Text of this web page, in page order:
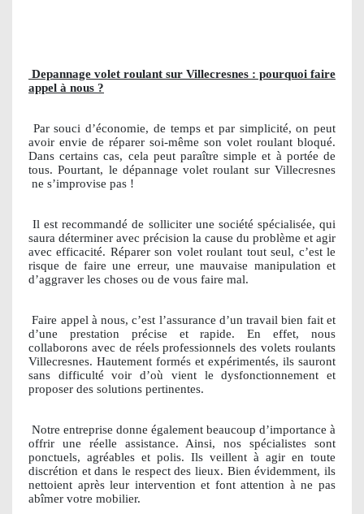
Depannage volet roulant sur Villecresnes : pourquoi faire
appel à nous ?
Par souci d’économie, de temps et par simplicité, on peut
avoir envie de réparer soi-même son volet roulant bloqué.
Dans certains cas, cela peut paraître simple et à portée de
tous. Pourtant, le dépannage volet roulant sur Villecresnes
ne s’improvise pas !
Il est recommandé de solliciter une société spécialisée, qui
saura déterminer avec précision la cause du problème et agir
avec efficacité. Réparer son volet roulant tout seul, c’est le
risque de faire une erreur, une mauvaise manipulation et
d’aggraver les choses ou de vous faire mal.
Faire appel à nous, c’est l’assurance d’un travail bien fait et
d’une prestation précise et rapide. En effet, nous
collaborons avec de réels professionnels des volets roulants
Villecresnes. Hautement formés et expérimentés, ils sauront
sans difficulté voir d’où vient le dysfonctionnement et
proposer des solutions pertinentes.
Notre entreprise donne également beaucoup d’importance à
offrir une réelle assistance. Ainsi, nos spécialistes sont
ponctuels, agréables et polis. Ils veillent à agir en toute
discrétion et dans le respect des lieux. Bien évidemment, ils
nettoient après leur intervention et font attention à ne pas
abîmer votre mobilier.